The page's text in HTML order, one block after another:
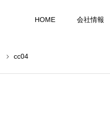
HOME 会社情報
cc04